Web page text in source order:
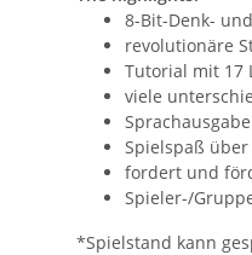
8-Bit-Denk-
revolutionäre
Tutorial mit 17
viele
Spielspaß
fordert und
Spieler-/
*Spielstand kann